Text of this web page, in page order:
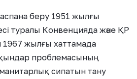
беру 1951 жылғы
туралы Конвенцияда және ҚР
1967 жылғы хаттамада
проблемасының
сипатын тану